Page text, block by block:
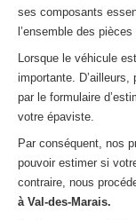
ses composants
l’ensemble des pièces
Lorsque le véhicule
importante.
par le formulaire
votre épaviste.
Par conséquent, nos
pouvoir estimer si
contraire, nous
à Val-des-Marais.